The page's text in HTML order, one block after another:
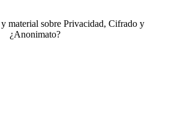
material sobre Privacidad, Cifrado y
¿Anonimato?